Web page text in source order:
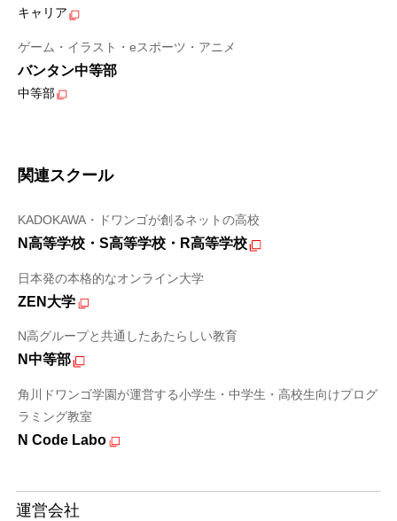
キャリア
ゲーム・イラスト・eスポーツ・アニメ
バンタン中等部
中等部
関連スクール
KADOKAWA・ドワンゴが創るネットの高校
N高等学校・S高等学校・R高等学校
日本発の本格的なオンライン大学
ZEN大学
N高グループと共通したあたらしい教育
N中等部
角川ドワンゴ学園が運営する小学生・中学生・高校生向けプログ
ラミング教室
N Code Labo
運営会社